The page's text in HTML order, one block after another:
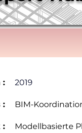
: 2019
: BIM-
:
Modellbasierte